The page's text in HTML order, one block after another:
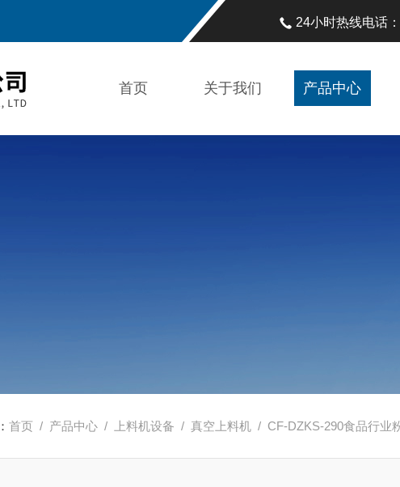
24小时热线电话：
首页 关于我们 产品中心
首页 / 产品中心 / 上料机设备 /真空上料机 / CF-DZKS-290食品行业